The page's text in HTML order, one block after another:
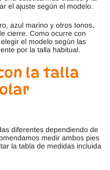
el ajuste según el modelo.
azul marino y otros tonos,
cierre. Como ocurre con
el modelo según las
por la talla habitual.
la talla
diferentes dependiendo de
medir ambos pies
la tabla de medidas incluida